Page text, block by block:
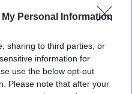
Personal Information
sharing to third parties, or
information for
use the below opt-out
Please note that after your